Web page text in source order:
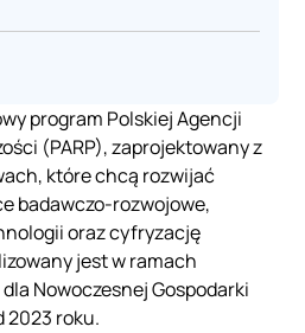
program Polskiej Agencji
(PARP), zaprojektowany z
które chcą rozwijać
badawczo-rozwojowe,
oraz cyfryzację
jest w ramach
Nowoczesnej Gospodarki
2023 roku.